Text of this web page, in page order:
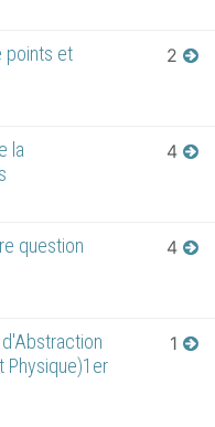
points et
2
la
4
question
4
Physique)1er
1